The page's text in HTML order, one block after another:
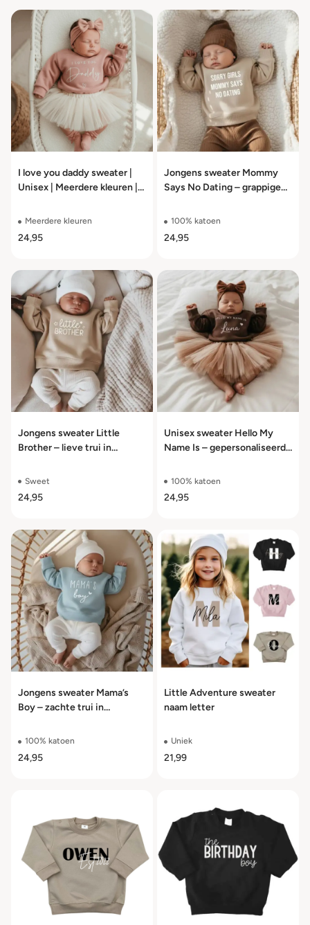
I love you daddy sweater |
Unisex | Meerdere kleuren |
Meerdere kleuren
24,95
Jongens sweater Mommy
Says No Dating – grappige
56 t/m 104
100% katoen
24,95
Jongens sweater Little
Brother – lieve trui in
t/m 104
Sweet
24,95
Unisex sweater Hello My
Name Is – gepersonaliseerde
100% katoen
24,95
Jongens sweater Mama’s
Boy – zachte trui in
t/m 104
100% katoen
24,95
Little Adventure sweater
naam letter
Uniek
21,99